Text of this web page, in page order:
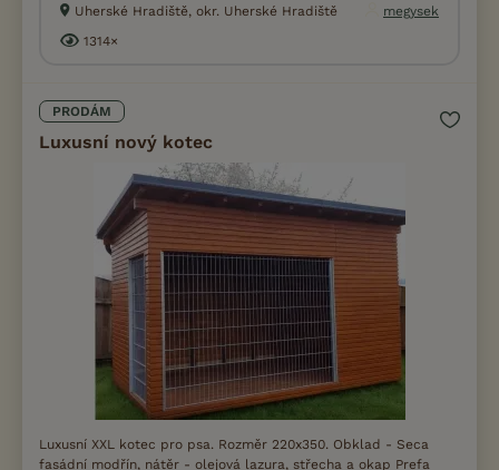
Uherské Hradiště, okr. Uherské Hradiště
megysek
1314×
PRODÁM
Luxusní nový kotec
Luxusní XXL kotec pro psa. Rozměr 220x350. Obklad - Seca
fasádní modřín, nátěr - olejová lazura, střecha a okap Prefa